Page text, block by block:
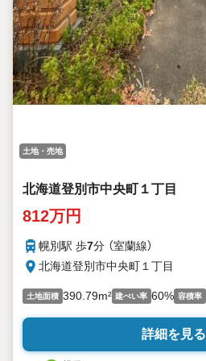
土地・売地
北海道登別市中央町１丁目
812万円
幌別駅 歩7分 （室蘭線）
北海道登別市中央町１丁目
土地面積 390.79m² 建ぺい率 60% 容積率
詳細を見る